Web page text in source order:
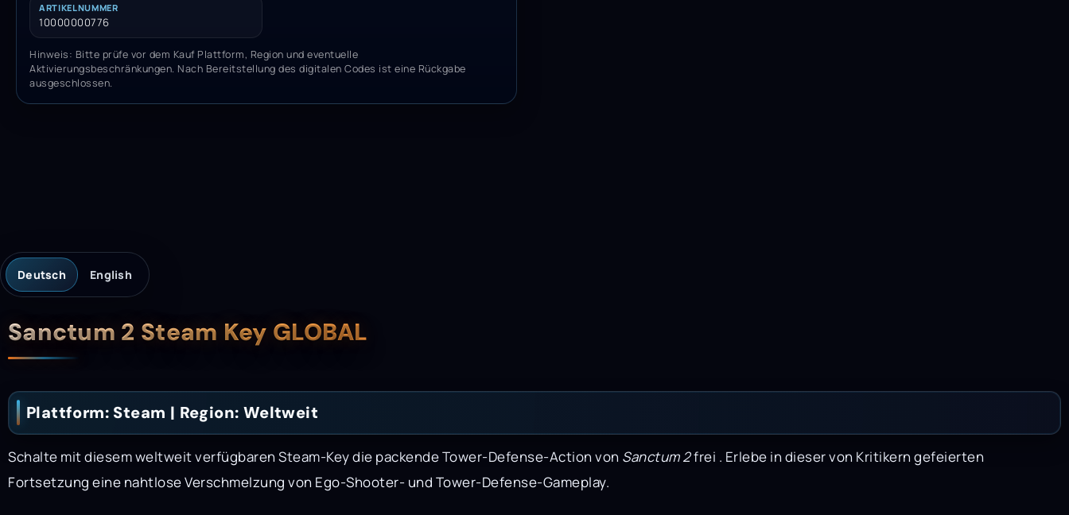
ARTIKELNUMMER
10000000776
Hinweis: Bitte prüfe vor dem Kauf Plattform, Region und eventuelle
Aktivierungsbeschränkungen. Nach Bereitstellung des digitalen Codes ist eine Rückgabe
ausgeschlossen.
Deutsch English
Beschreibung
Sanctum 2 Steam Key GLOBAL
Plattform: Steam | Region: Weltweit
Schalte mit diesem weltweit verfügbaren Steam-Key die packende Tower-Defense-Action von Sanctum 2frei . Erlebe in dieser von Kritikern gefeierten
Fortsetzung eine nahtlose Verschmelzung von Ego-Shooter- und Tower-Defense-Gameplay.